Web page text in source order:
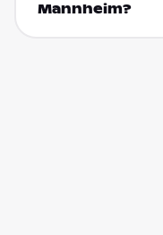
Mannheim?